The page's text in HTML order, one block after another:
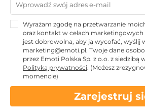
Pakiet Prezentowy
górach dla dwojga"
Wyrażam zgodę na przetwarzanie
oraz kontakt w celach
jest dobrowolna, aby ją wycofać, wyślij
marketing@emoti.pl. Twoje dane
przez Emoti Polska Sp. z o.o. z siedzibą
Polityką prywatności. (Możesz
momencie)
Zarejestruj